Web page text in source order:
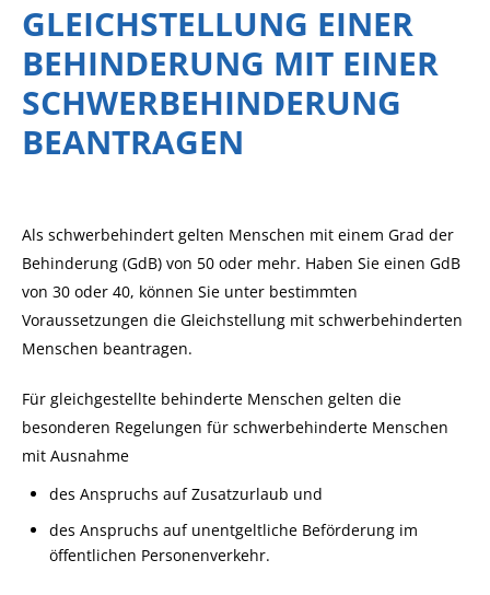
GLEICHSTELLUNG EINER
BEHINDERUNG MIT EINER
SCHWERBEHINDERUNG
BEANTRAGEN
Als schwerbehindert gelten Menschen mit einem Grad der
Behinderung (GdB) von 50 oder mehr. Haben Sie einen GdB
von 30 oder 40, können Sie unter bestimmten
Voraussetzungen die Gleichstellung mit schwerbehinderten
Menschen beantragen.
Für gleichgestellte behinderte Menschen gelten die
besonderen Regelungen für schwerbehinderte Menschen
mit Ausnahme
des Anspruchs auf Zusatzurlaub und
des Anspruchs auf unentgeltliche Beförderung im
öffentlichen Personenverkehr.